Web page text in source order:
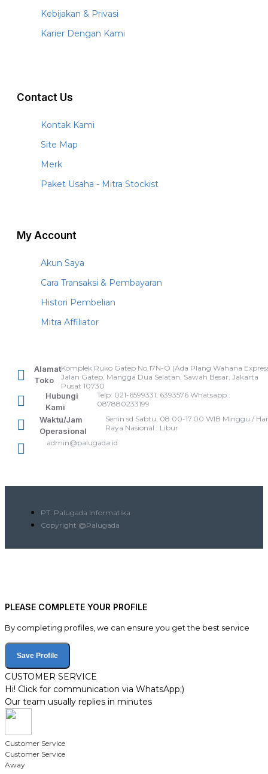
Kebijakan & Privasi
Karier Dengan Kami
Contact Us
Kontak Kami
Site Map
Merk
Paket Usaha - Mitra Stockist
My Account
Akun Saya
Cara Transaksi & Pembayaran
Histori Pembelian
Mitra Affiliator
Alamat
Toko
Komplek Ruko Gatep No.17N-O (Ada Plang Wahana
Jalan Gatep, Mangga Dua Selatan, Sawah Besar, Jakarta
Pusat 10730
Hubungi
Kami
Telp: 021-6599331, 6393576 Whatsapp :
087880233199
Waktu/Jam
Operasional
Senin sd Sabtu, 08.00-17.00 WIB Minggu /
Raya Nasional : Libur
admin@palugada.id
PT. Palugada Informatika
Copyright @Palugada
PLEASE COMPLETE YOUR PROFILE
By completing profiles, we can ensure you get the best service
Save Profile
CUSTOMER SERVICE
Hi! Click for communication via WhatsApp;)
Our team usually replies in minutes
Customer Service
Customer Service
Away